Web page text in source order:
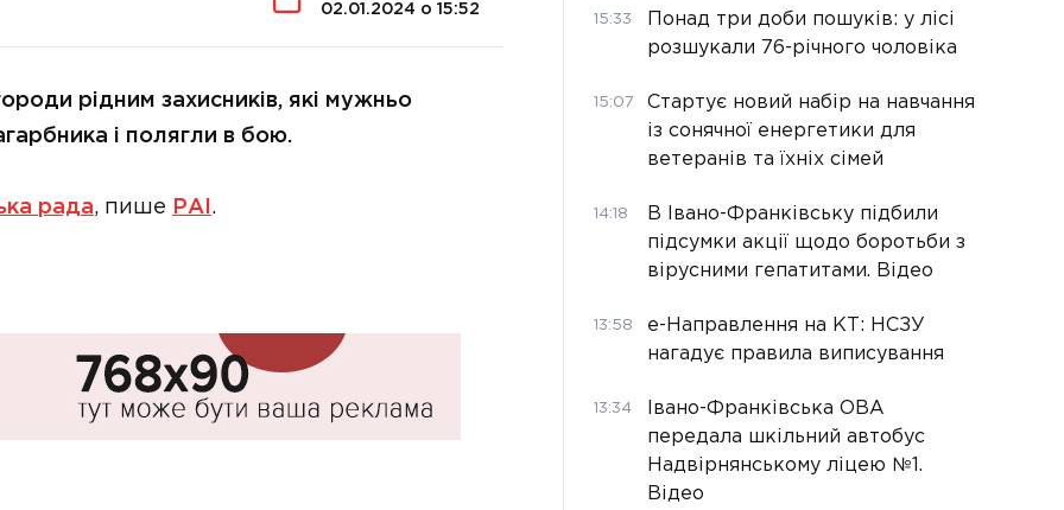
02.01.2024 о 15:52
рідним захисників, які мужньо
і полягли в бою.
рада, пише РАІ .
15:33
Понад три доби пошуків: у лісі
розшукали 76-річного чоловіка
15:07
Стартує новий набір на навчання
із сонячної енергетики для
ветеранів та їхніх сімей
14:18
В Івано-Франківську підбили
підсумки акції щодо боротьби з
вірусними гепатитами. Відео
13:58
е-Направлення на КТ: НСЗУ
нагадує правила виписування
13:34
Івано-Франківська ОВА
передала шкільний автобус
Надвірнянському ліцею №1.
Відео